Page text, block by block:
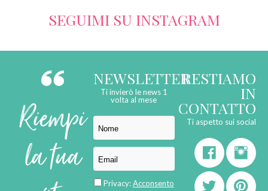
SEGUIMI SU INSTAGRAM
Riempi
la tua
NEWSLETTER
Ti invierò le news 1
volta al mese
Privacy:Acconsento
RESTIAMO
IN
CONTATTO
Ti aspetto sui social